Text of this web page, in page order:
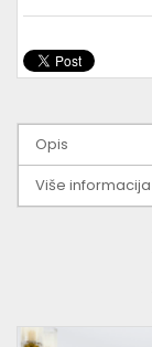
Opis
Više informacija